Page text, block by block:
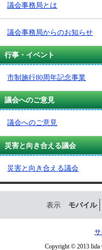
議会事務局とは
議会事務局からのお知らせ
行事・イベント
市制施行80周年記念事業
議会へのご意見
議会へのご意見
災害と向き合える議会
災害と向き合える議会
表示 モバイル
Copyright © 2013 Iida